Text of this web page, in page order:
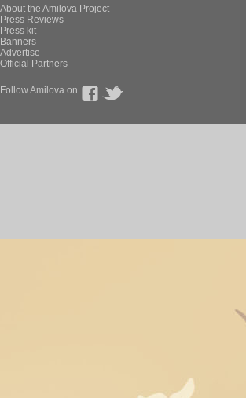
About the Amilova Project
Press Reviews
Press kit
Banners
Advertise
Official Partners
Follow Amilova on